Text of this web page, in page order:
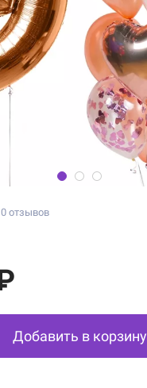
0 отзывов
Добавить в корзину